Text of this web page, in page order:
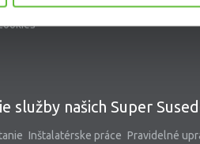
služby našich Super
Inštalatérske práce Pravidelné